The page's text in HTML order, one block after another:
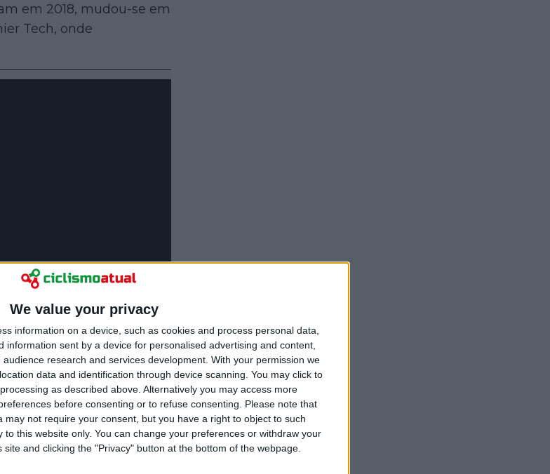
We value your privacy
information on a device, such as cookies and process personal data,
information sent by a device for personalised advertising and content,
research and services development. With your permission we
data and identification through device scanning. You may click to
as described above. Alternatively you may access more
before consenting or to refuse consenting.
Please note that
not require your consent, but you have a right to object to such
to this website only. You can change your preferences or withdraw your
and clicking the "Privacy" button at the bottom of the webpage.
em 2018, mudou-se em
Tech, onde